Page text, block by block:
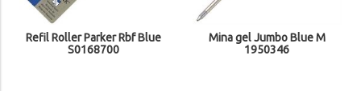
Refil Roller Parker Rbf Blue
S0168700
Mina gel Jumbo Blue M
1950346